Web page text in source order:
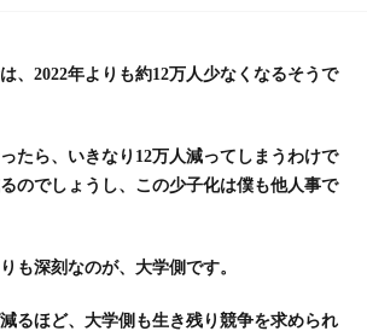
、2022年よりも約12万人少なくなるそうで
たら、いきなり12万人減ってしまうわけで
のでしょうし、この少子化は僕も他人事で
も深刻なのが、大学側です。
るほど、大学側も生き残り競争を求められ